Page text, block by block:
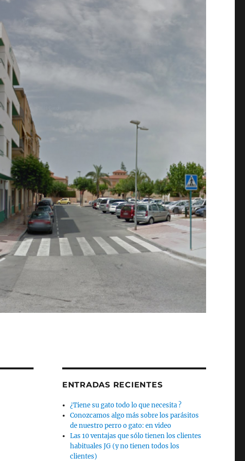
ENTRADAS RECIENTES
¿Tiene su gato todo lo que necesita ?
Conozcamos algo más sobre los parásitos
de nuestro perro o gato: en video
Las 10 ventajas que sólo tienen los clientes
habituales JG (y no tienen todos los
clientes)